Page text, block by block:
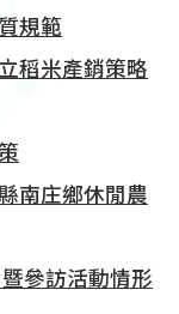
規範
稻米產銷策略
南庄鄉休閒農
參訪活動情形